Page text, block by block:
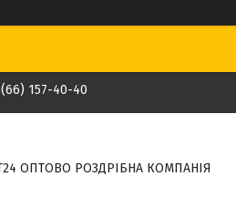
(66) 157-40-40
ОПТОВО РОЗДРІБНА КОМПАНІЯ